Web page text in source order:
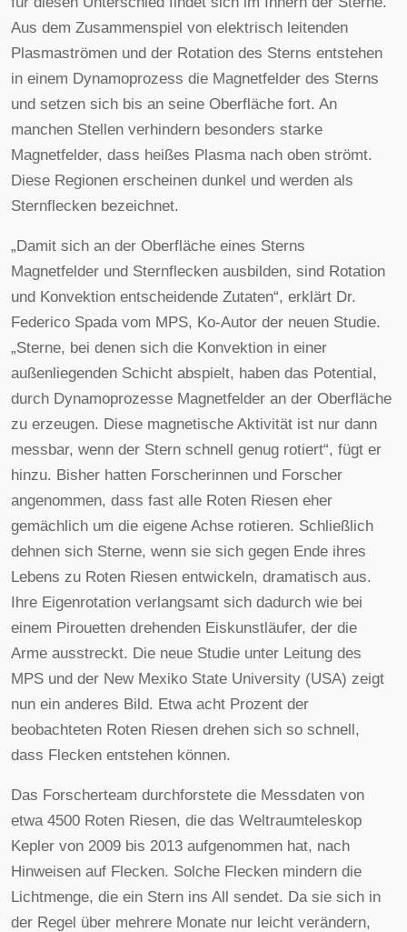
Aus dem Zusammenspiel von elektrisch leitenden
Plasmaströmen und der Rotation des Sterns entstehen
in einem Dynamoprozess die Magnetfelder des Sterns
und setzen sich bis an seine Oberfläche fort. An
manchen Stellen verhindern besonders starke
Magnetfelder, dass heißes Plasma nach oben strömt.
Diese Regionen erscheinen dunkel und werden als
Sternflecken bezeichnet.
„Damit sich an der Oberfläche eines Sterns
Magnetfelder und Sternflecken ausbilden, sind Rotation
und Konvektion entscheidende Zutaten“, erklärt Dr.
Federico Spada vom MPS, Ko-Autor der neuen Studie.
„Sterne, bei denen sich die Konvektion in einer
außenliegenden Schicht abspielt, haben das Potential,
durch Dynamoprozesse Magnetfelder an der Oberfläche
zu erzeugen. Diese magnetische Aktivität ist nur dann
messbar, wenn der Stern schnell genug rotiert“, fügt er
hinzu. Bisher hatten Forscherinnen und Forscher
angenommen, dass fast alle Roten Riesen eher
gemächlich um die eigene Achse rotieren. Schließlich
dehnen sich Sterne, wenn sie sich gegen Ende ihres
Lebens zu Roten Riesen entwickeln, dramatisch aus.
Ihre Eigenrotation verlangsamt sich dadurch wie bei
einem Pirouetten drehenden Eiskunstläufer, der die
Arme ausstreckt. Die neue Studie unter Leitung des
MPS und der New Mexiko State University (USA) zeigt
nun ein anderes Bild. Etwa acht Prozent der
beobachteten Roten Riesen drehen sich so schnell,
dass Flecken entstehen können.
Das Forscherteam durchforstete die Messdaten von
etwa 4500 Roten Riesen, die das Weltraumteleskop
Kepler von 2009 bis 2013 aufgenommen hat, nach
Hinweisen auf Flecken. Solche Flecken mindern die
Lichtmenge, die ein Stern ins All sendet. Da sie sich in
der Regel über mehrere Monate nur leicht verändern,